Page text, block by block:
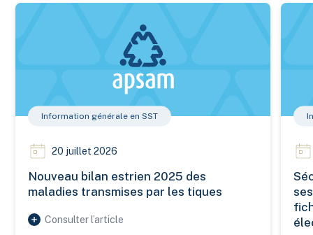
Nouveau bilan estrien 2025 des maladies transmises par les
Information générale en SST
20 juillet 2026
Nouveau bilan estrien 2025 des
maladies transmises par les tiques
Consulter l’article